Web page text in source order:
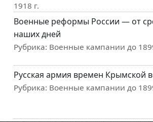
1918 г.
Военные реформы России — от
наших дней
Рубрика: Военные кампании до
Русская армия времен Крымской
Рубрика: Военные кампании до